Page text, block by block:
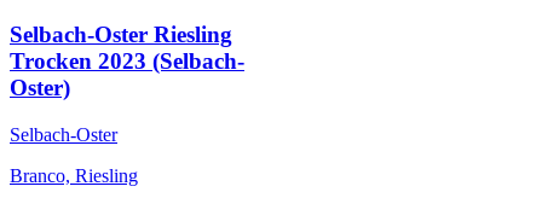
Selbach-Oster Riesling
Trocken 2023 (Selbach-
Oster)
Selbach-Oster
Branco, Riesling